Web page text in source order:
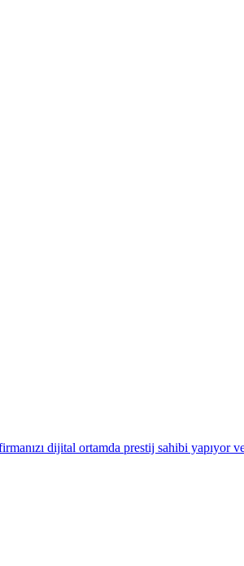
dijital ortamda prestij sahibi yapıyor